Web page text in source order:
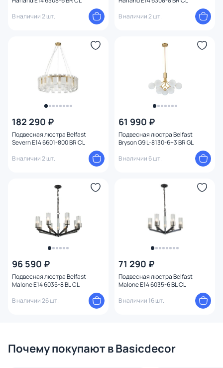
В наличии 2 шт.
В наличии 2 шт.
182 290 ₽
Подвесная люстра Belfast
Severn E14 6601-800 BR CL
В наличии 2 шт.
61 990 ₽
Подвесная люстра Belfast
Bryson G9 L-8130-6+3 BR GL
В наличии 6 шт.
96 590 ₽
Подвесная люстра Belfast
Malone E14 6035-8 BL CL
В наличии 26 шт.
71 290 ₽
Подвесная люстра Belfast
Malone E14 6035-6 BL CL
В наличии 16 шт.
Почему покупают в Basicdecor